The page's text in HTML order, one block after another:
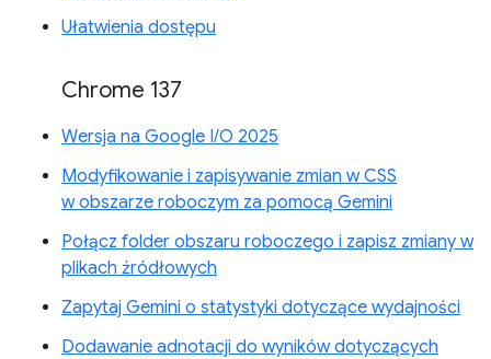
Ułatwienia dostępu
Chrome 137
Wersja na Google I/O 2025
Modyfikowanie i zapisywanie zmian w CSS
w obszarze roboczym za pomocą Gemini
Połącz folder obszaru roboczego i zapisz zmiany w
plikach źródłowych
Zapytaj Gemini o statystyki dotyczące wydajności
Dodawanie adnotacji do wyników dotyczących